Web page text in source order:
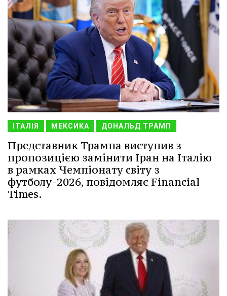
ІТАЛІЯ МЕКСИКА ДОНАЛЬД ТРАМП
Представник Трампа виступив з
пропозицією замінити Іран на Італію
в рамках Чемпіонату світу з
футболу-2026, повідомляє Financial
Times.